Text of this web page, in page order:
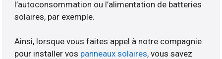
l’autoconsommation ou l’alimentation de batteries
solaires, par exemple.
Ainsi, lorsque vous faites appel à notre compagnie
pour installer vos panneaux solaires, vous savez